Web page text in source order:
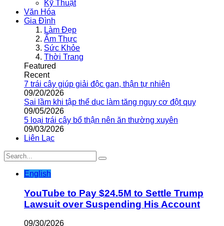
Kỹ Thuật
Văn Hóa
Gia Đình
Làm Đẹp
Ẩm Thực
Sức Khỏe
Thời Trang
Featured
Recent
7 trái cây giúp giải độc gan, thận tự nhiên
09/20/2026
Sai lầm khi tập thể dục làm tăng nguy cơ đột quỵ
09/05/2026
5 loại trái cây bổ thận nên ăn thường xuyên
09/03/2026
Liên Lạc
English
YouTube to Pay $24.5M to Settle Trump
Lawsuit over Suspending His Account
09/30/2026